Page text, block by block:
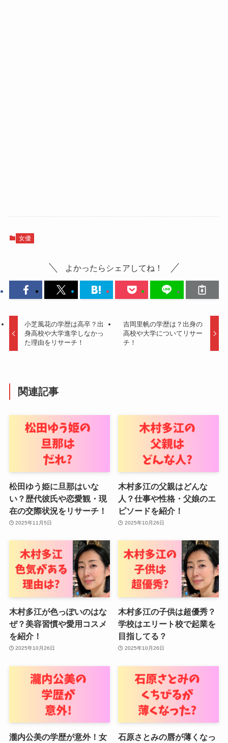
女優
よかったらシェアしてね！
小芝風花の学歴は高卒？出
身高校や大学進学しなかっ
た理由をリサーチ！
吉岡里帆の学歴は？出身の
高校や大学についてリサー
チ！
関連記事
松田ゆう姫に旦那はいな
い？歴代彼氏や恋愛観・現
在の交際状況をリサーチ！
2025年11月5日
木村多江の父親はどんな
人？仕事や性格・父娘のエ
ピソードを紹介！
2025年10月26日
木村多江が色っぽいのはな
ぜ？美容習慣や愛用コスメ
を紹介！
2025年10月26日
木村多江の子供は超優秀？
学校はエリート校で起業を
目指してる？
2025年10月26日
瀧内公美の学歴が意外！女
石原さとみの唇が薄くなっ